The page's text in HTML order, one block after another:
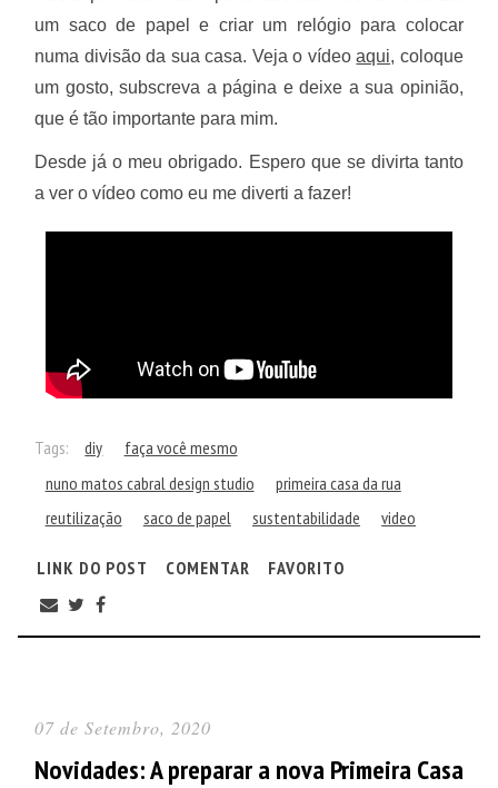
um saco de papel e criar um relógio para colocar
numa divisão da sua casa. Veja o vídeoaqui, coloque
um gosto, subscreva a página edeixe a sua opinião,
que é tão importante para mim.
Desde já o meu obrigado. Espero que se divirta tanto
a ver o vídeo como eu me diverti a fazer!
Tags: diy
faça você mesmo
nuno matos cabral design studio
primeira casa da rua
reutilização
saco de papel sustentabilidade video
LINK DO POST COMENTAR FAVORITO
07 de Setembro, 2020
Novidades: A preparar a nova Primeira Casa